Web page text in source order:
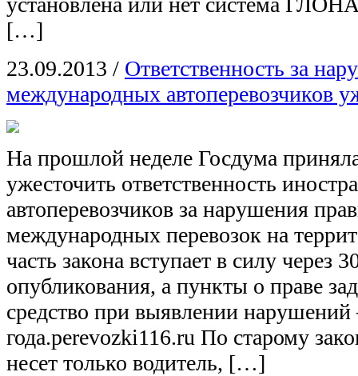
[…]
23.09.2013 / Ответственность за
международных автоперевозчиков
На прошлой неделе Госдума
ужесточить ответственность
автоперевозчиков за нарушения
международных перевозок на
часть закона вступает в силу через
опубликования, а пункты о праве
средство при выявлении
года.perevozki116.ru По старому
несет только водитель, […]